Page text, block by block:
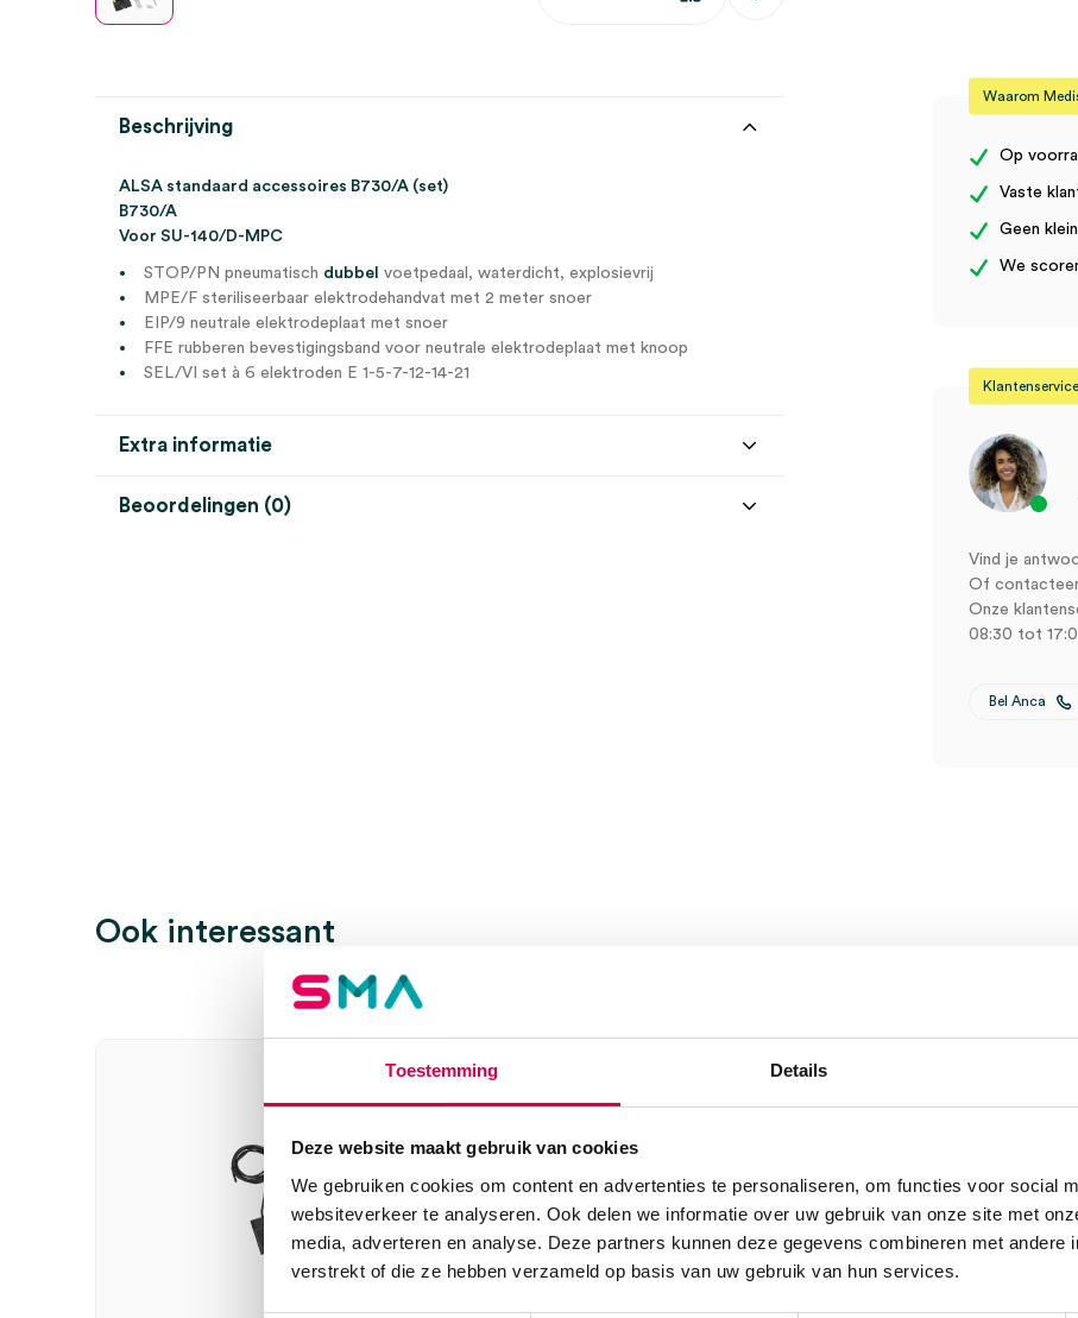
Toestemming Details
Deze website maakt gebruik van cookies
We gebruiken cookies om content en advertenties te personaliseren, om functies voor social
websiteverkeer te analyseren. Ook delen we informatie over uw gebruik van onze site met
media, adverteren en analyse. Deze partners kunnen deze gegevens combineren met andere
verstrekt of die ze hebben verzameld op basis van uw gebruik van hun services.
Beschrijving
ALSA standaard accessoires B730/A (set)
B730/A
Voor SU-140/D-MPC
STOP/PN pneumatisch dubbel voetpedaal, waterdicht, explosievrij
MPE/F steriliseerbaar elektrodehandvat met 2 meter snoer
EIP/9 neutrale elektrodeplaat met snoer
FFE rubberen bevestigingsband voor neutrale elektrodeplaat met knoop
SEL/VI set à 6 elektroden E 1-5-7-12-14-21
Extra informatie
Beoordelingen (0)
Waarom
Op
Vaste
Geen
We
Klantenservice
Vind je
Of contacteer
Onze
08:30 tot
Bel Anca
Ook interessant